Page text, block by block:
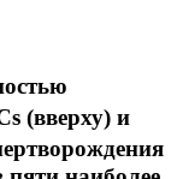
(вверху) и